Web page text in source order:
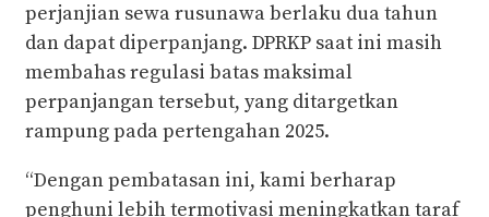
perjanjian sewa rusunawa berlaku dua tahun
dan dapat diperpanjang. DPRKP saat ini masih
membahas regulasi batas maksimal
perpanjangan tersebut, yang ditargetkan
rampung pada pertengahan 2025.
“Dengan pembatasan ini, kami berharap
penghuni lebih termotivasi meningkatkan taraf